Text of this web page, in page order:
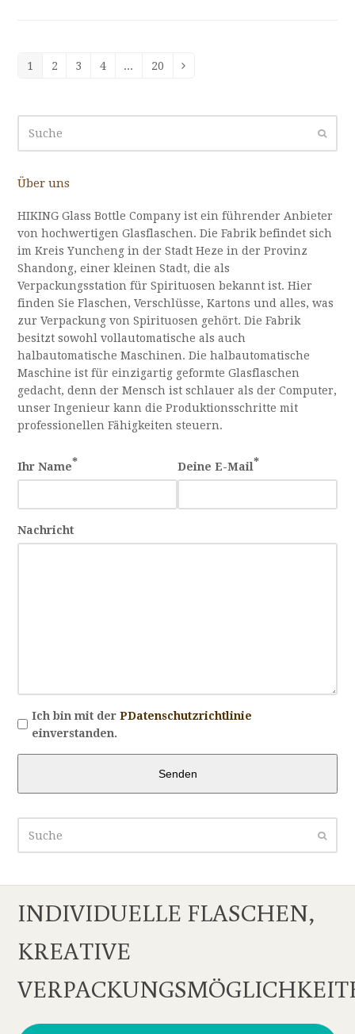
Seite
1 Seite
2 Seite
3 Seite
4 ... Seite
20 Vorwärts
Über uns
HIKING Glass Bottle Company ist ein führender Anbieter
von hochwertigen Glasflaschen. Die Fabrik befindet sich
im Kreis Yuncheng in der Stadt Heze in der Provinz
Shandong, einer kleinen Stadt, die als
Verpackungsstation für Spirituosen bekannt ist. Hier
finden Sie Flaschen, Verschlüsse, Kartons und alles, was
zur Verpackung von Spirituosen gehört. Die Fabrik
besitzt sowohl vollautomatische als auch
halbautomatische Maschinen. Die halbautomatische
Maschine ist für einzigartig geformte Glasflaschen
gedacht, denn der Mensch ist schlauer als der Computer,
unser Ingenieur kann die Produktionsschritte mit
professionellen Fähigkeiten steuern.
Ihr Name* Deine E-Mail *
Nachricht
Ich bin mit derPDatenschutzrichtlinie
einverstanden.
Senden
INDIVIDUELLE FLASCHEN,
KREATIVE